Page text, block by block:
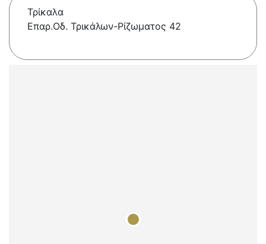
Τρίκαλα
Επαρ.Οδ. Τρικάλων-Ρίζωματος 42